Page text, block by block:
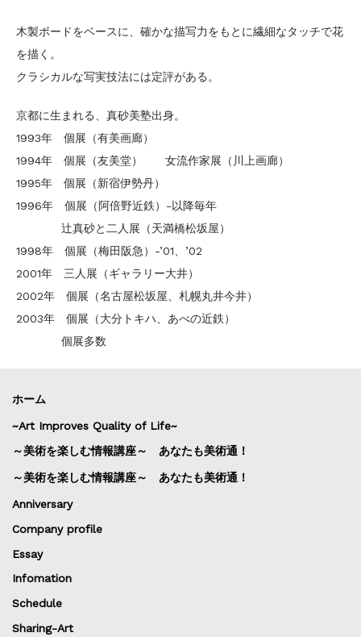
木製ボードをベースに、確かな描写力をもとに繊細なタッチで花
を描く。
クラシカルな写実技法には定評がある。
京都に生まれる、真砂美塾出身。
1993年 個展（有美画廊）
1994年 個展（友美堂） 女流作家展（川上画廊）
1995年 個展（新宿伊勢丹）
1996年 個展（阿倍野近鉄）-以降毎年
辻真砂と二人展（天満橋松坂屋）
1998年 個展（梅田阪急）-’01、’02
2001年 三人展（ギャラリー大井）
2002年 個展（名古屋松坂屋、札幌丸井今井）
2003年 個展（大分トキハ、あべの近鉄）
個展多数
ホーム
~Art Improves Quality of Life~
～美術を楽しむ情報講座～ あなたも美術通！
～美術を楽しむ情報講座～ あなたも美術通！
Anniversary
Company profile
Essay
Infomation
Schedule
Sharing-Art